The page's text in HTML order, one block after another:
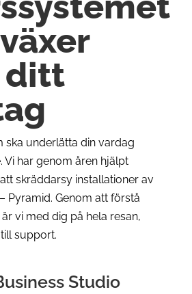
ditt
ska underlätta din vardag
Vi har genom åren hjälpt
skräddarsy installationer av
Pyramid. Genom att förstå
vi med dig på hela resan,
support.
Studio